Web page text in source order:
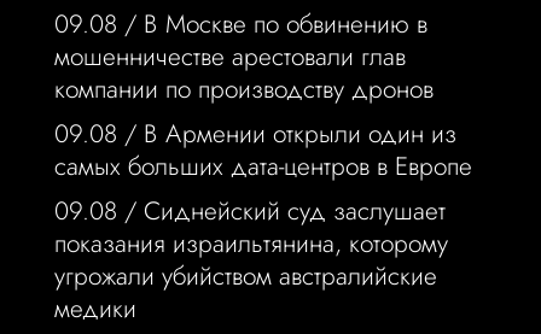
09.08 / В Москве по обвинению в
мошенничестве арестовали глав
компании по производству дронов
09.08 / В Армении открыли один из
самых больших дата-центров в Европе
09.08 / Сиднейский суд заслушает
показания израильтянина, которому
угрожали убийством австралийские
медики